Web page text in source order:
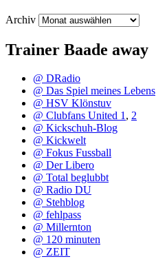
Archiv
Trainer Baade away
@ DRadio
@ Das Spiel meines Lebens
@ HSV Klönstuv
@ Clubfans United 1, 2
@ Kickschuh-Blog
@ Kickwelt
@ Fokus Fussball
@ Der Libero
@ Total beglubbt
@ Radio DU
@ Stehblog
@ fehlpass
@ Millernton
@ 120 minuten
@ ZEIT